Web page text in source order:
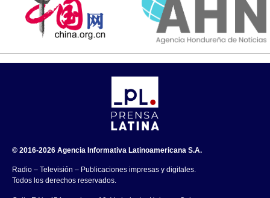
© 2016-2026 Agencia Informativa Latinoamericana S.A.
Radio – Televisión – Publicaciones impresas y digitales.
Todos los derechos reservados.